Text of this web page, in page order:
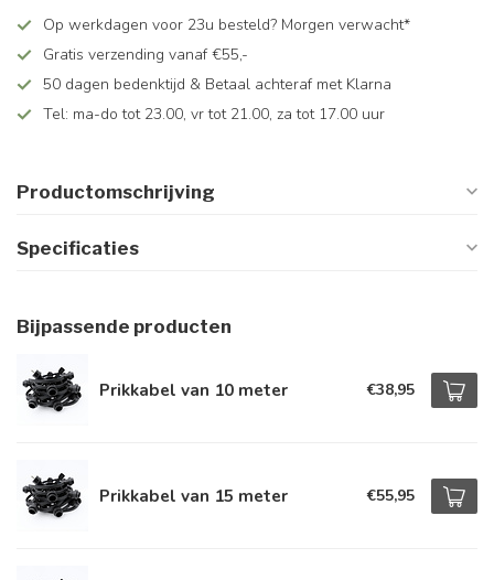
Op werkdagen voor 23u besteld? Morgen verwacht*
Gratis verzending vanaf €55,-
50 dagen bedenktijd & Betaal achteraf met Klarna
Tel: ma-do tot 23.00, vr tot 21.00, za tot 17.00 uur
Productomschrijving
Specificaties
Bijpassende producten
Prikkabel van 10 meter €38,95
Prikkabel van 15 meter €55,95